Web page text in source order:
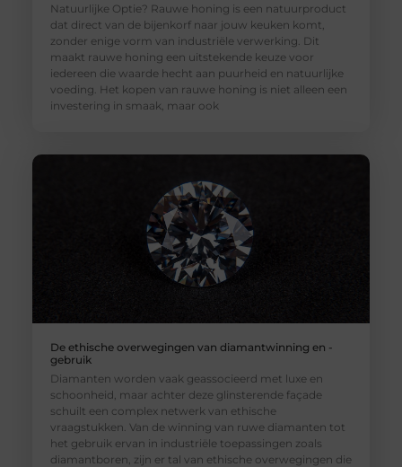
Natuurlijke Optie? Rauwe honing is een natuurproduct
dat direct van de bijenkorf naar jouw keuken komt,
zonder enige vorm van industriële verwerking. Dit
maakt rauwe honing een uitstekende keuze voor
iedereen die waarde hecht aan puurheid en natuurlijke
voeding. Het kopen van rauwe honing is niet alleen een
investering in smaak, maar ook
De ethische overwegingen van diamantwinning en -
gebruik
Diamanten worden vaak geassocieerd met luxe en
schoonheid, maar achter deze glinsterende façade
schuilt een complex netwerk van ethische
vraagstukken. Van de winning van ruwe diamanten tot
het gebruik ervan in industriële toepassingen zoals
diamantboren, zijn er tal van ethische overwegingen die